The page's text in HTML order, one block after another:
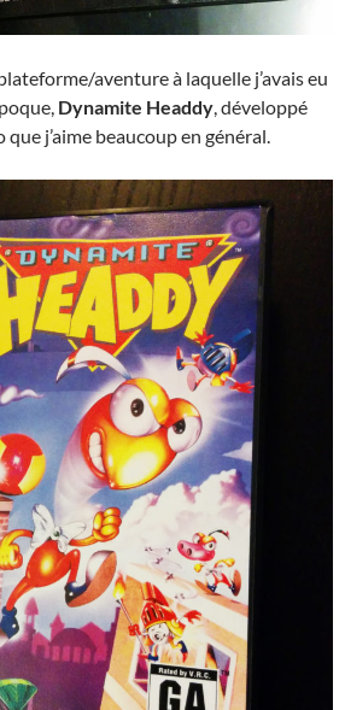
aventure à laquelle j’avais eu
Dynamite Headdy, développé
que j’aime beaucoup en général.